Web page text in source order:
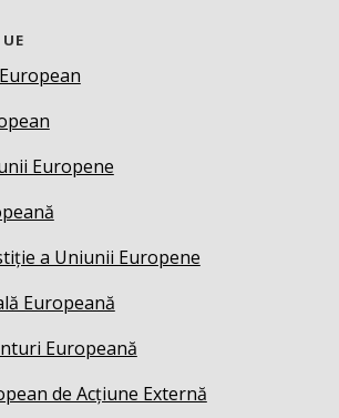
Europene
a Uniunii Europene
Europeană
Europeană
de Acțiune Externă